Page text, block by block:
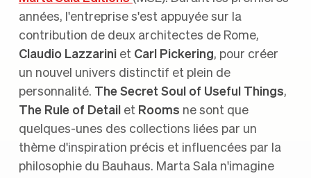
années, l'entreprise s'est appuyée sur la
contribution de deux architectes de Rome,
Claudio Lazzariniet Carl Pickering, pour créer
un nouvel univers distinctif et plein de
personnalité. The Secret Soul of Useful Things,
The Rule of Detail et Rooms ne sont que
quelques-unes des collections liées par un
thème d'inspiration précis et influencées par la
philosophie du Bauhaus. Marta Sala n'imagine